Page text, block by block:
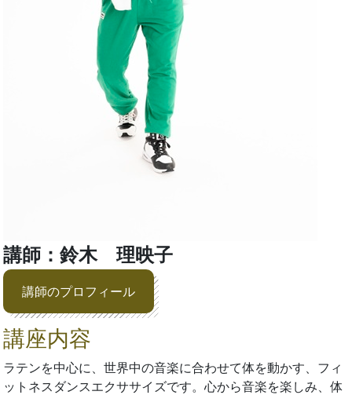
講師：鈴木 理映子
講師のプロフィール
講座内容
ラテンを中心に、世界中の音楽に合わせて体を動かす、フィ
ットネスダンスエクササイズです。心から音楽を楽しみ、体